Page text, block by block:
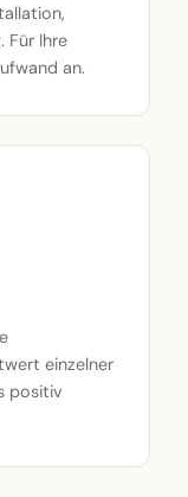
Für Ihre
an.
einzelner
positiv